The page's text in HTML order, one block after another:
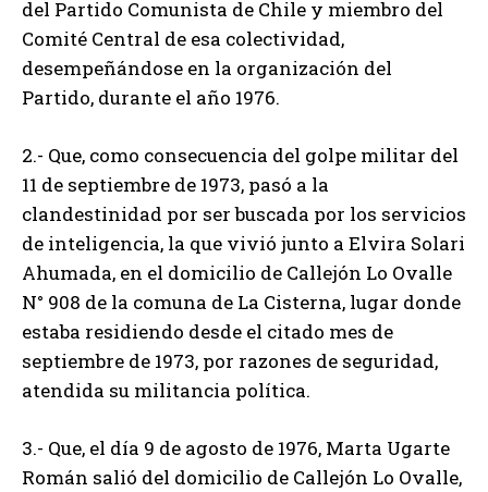
del Partido Comunista de Chile y miembro del
Comité Central de esa colectividad,
desempeñándose en la organización del
Partido, durante el año 1976.
2.- Que, como consecuencia del golpe militar del
11 de septiembre de 1973, pasó a la
clandestinidad por ser buscada por los servicios
de inteligencia, la que vivió junto a Elvira Solari
Ahumada, en el domicilio de Callejón Lo Ovalle
N° 908 de la comuna de La Cisterna, lugar donde
estaba residiendo desde el citado mes de
septiembre de 1973, por razones de seguridad,
atendida su militancia política.
3.- Que, el día 9 de agosto de 1976, Marta Ugarte
Román salió del domicilio de Callejón Lo Ovalle,